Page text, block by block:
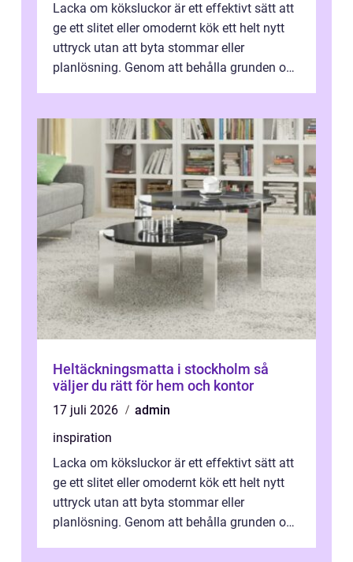
Lacka om köksluckor är ett effektivt sätt att
ge ett slitet eller omodernt kök ett helt nytt
uttryck utan att byta stommar eller
planlösning. Genom att behålla grunden och
Heltäckningsmatta i stockholm så
väljer du rätt för hem och kontor
17 juli 2026
admin
inspiration
Lacka om köksluckor är ett effektivt sätt att
ge ett slitet eller omodernt kök ett helt nytt
uttryck utan att byta stommar eller
planlösning. Genom att behålla grunden och